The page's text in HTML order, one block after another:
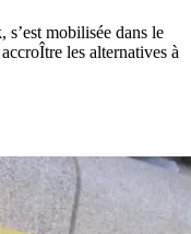
mobilisée dans le
les alternatives à